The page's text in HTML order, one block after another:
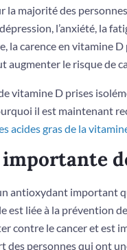
la majorité des
l’anxiété, la
la carence en vitamine
augmenter le risque de
vitamine D prises
il est maintenant
acides gras de la
importante
antioxydant important
est liée à la prévention
contre le cancer et est
des personnes qui ont